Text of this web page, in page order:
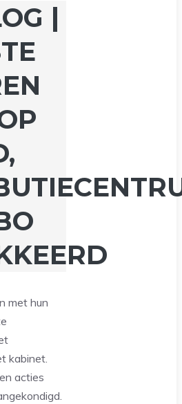
|
met hun
kabinet.
acties